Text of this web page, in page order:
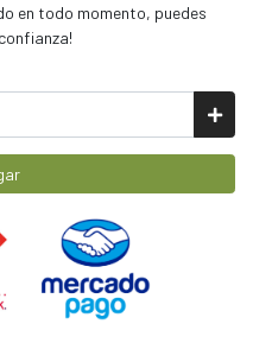
en todo momento, puedes